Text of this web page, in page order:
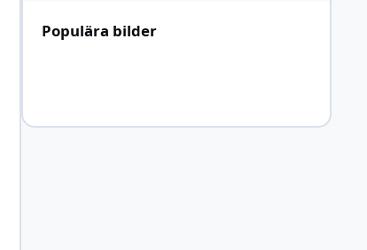
Populära bilder